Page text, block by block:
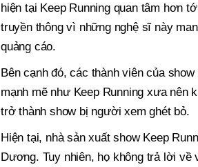
hiện tại Keep Running quan tâm hơn
truyền thông vì những nghệ sĩ này
quảng cáo.
Bên cạnh đó, các thành viên của
mạnh mẽ như Keep Running xưa nên
trở thành show bị người xem ghét bỏ.
Hiện tại, nhà sản xuất show Keep
Dương. Tuy nhiên, họ không trả lời